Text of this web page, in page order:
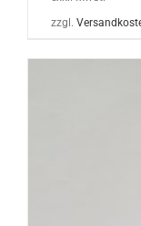
zzgl.